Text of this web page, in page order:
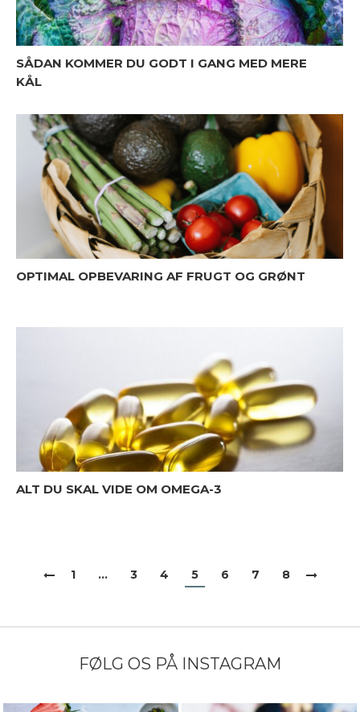
SÅDAN KOMMER DU GODT I GANG MED MERE
KÅL
OPTIMAL OPBEVARING AF FRUGT OG GRØNT
ALT DU SKAL VIDE OM OMEGA-3
1 … 3 4 5 6 7 8
FØLG OS PÅ INSTAGRAM